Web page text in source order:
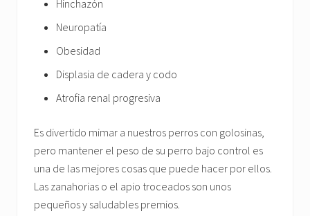
Hinchazón
Neuropatía
Obesidad
Displasia de cadera y codo
Atrofia renal progresiva
Es divertido mimar a nuestros perros con golosinas,
pero mantener el peso de su perro bajo control es
una de las mejores cosas que puede hacer por ellos.
Las zanahorias o el apio troceados son unos
pequeños y saludables premios.